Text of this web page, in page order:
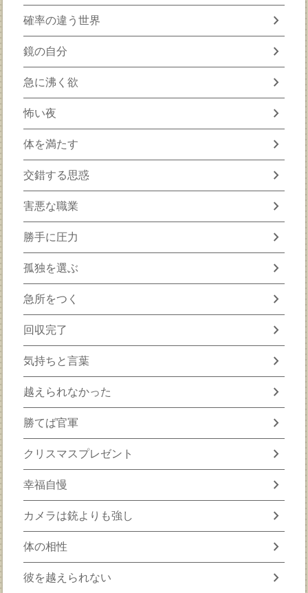
確率の違う世界 chevron_right
鏡の自分 chevron_right
急に沸く欲 chevron_right
怖い夜 chevron_right
体を満たす chevron_right
交錯する思惑 chevron_right
害悪な職業 chevron_right
勝手に圧力 chevron_right
孤独を選ぶ chevron_right
急所をつく chevron_right
回収完了 chevron_right
気持ちと言葉 chevron_right
越えられなかった chevron_right
勝てば官軍 chevron_right
クリスマスプレゼント chevron_right
幸福自慢 chevron_right
カメラは銃よりも強し chevron_right
体の相性 chevron_right
彼を越えられない chevron_right